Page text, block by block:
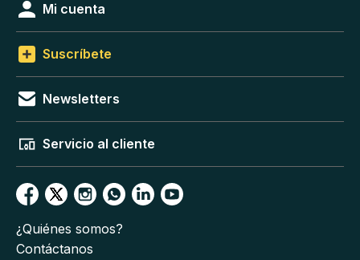
Mi cuenta
Suscríbete
Newsletters
Servicio al cliente
¿Quiénes somos?
Contáctanos